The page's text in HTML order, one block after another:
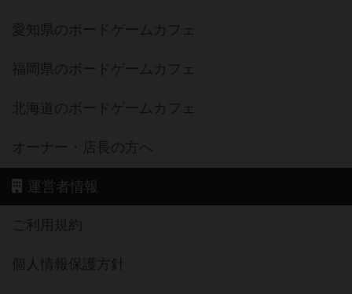
愛知県のボードゲームカフェ
福岡県のボードゲームカフェ
北海道のボードゲームカフェ
オーナー・店長の方へ
運営者情報
ご利用規約
個人情報保護方針